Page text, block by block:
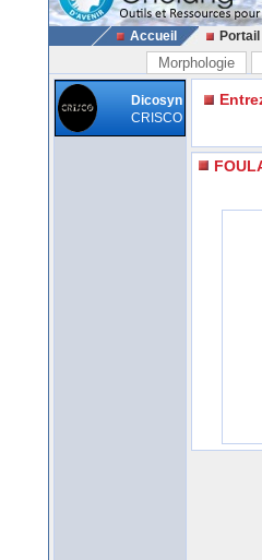
Accueil
Morphologie
Dicosyn
CRISCO